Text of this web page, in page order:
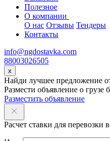
Полезное
О компании
О нас Отзывы Тендеры
Контакты
info@ngdostavka.com
88003026505
x
Найди лучшее предложение
Размести объявление о грузе
Разместить объявление
Расчет ставки для перевозки